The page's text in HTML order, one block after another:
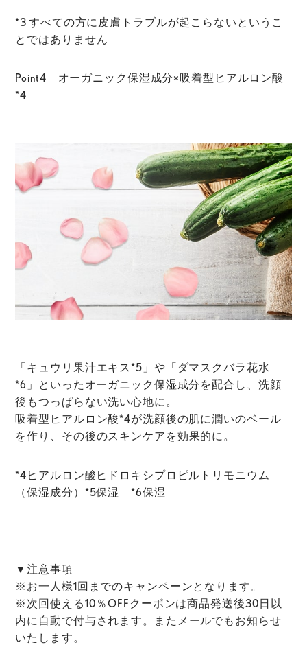
*3 すべての方に皮膚トラブルが起こらないというこ
とではありません
Point4 オーガニック保湿成分×吸着型ヒアルロン酸
*4
「キュウリ果汁エキス*5」や「ダマスクバラ花水
*6」といったオーガニック保湿成分を配合 し、洗顔
後もつっぱらない洗い心地に。
吸着型ヒアルロン酸*4が洗顔後の肌に潤いのベール
を作り、その後のスキンケアを効果的に。
*4ヒアルロン酸ヒドロキシプロピルトリモニウム
（保湿成分）*5保湿 *6保湿
▼注意事項
※お一人様1回までのキャンペーンとなります。
※次回使える10％OFFクーポンは商品発送後30日以
内に自動で付与されます。またメールでもお知らせ
いたします。